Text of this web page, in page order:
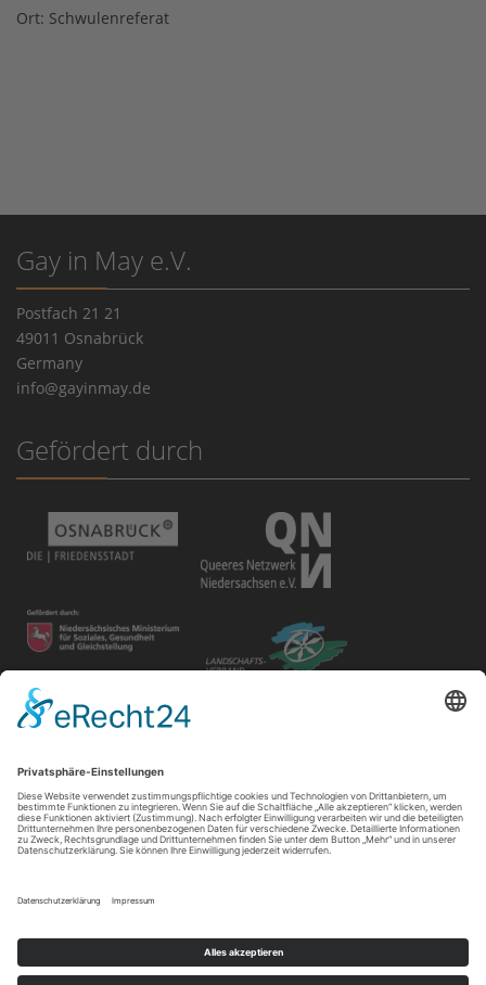
Ort: Schwulenreferat
Gay in May e.V.
Postfach 21 21
49011 Osnabrück
Germany
info@gayinmay.de
Gefördert durch
Disclaimer
Der Gay in May e.V. bietet unterschiedlichen Gruppen und
für ihre Inhalte tragen die Veranstalter*innen.